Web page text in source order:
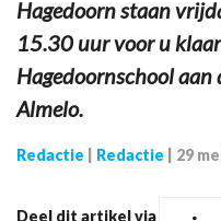
Hagedoorn staan
15.30 uur voor u
Hagedoornschool
Almelo.
Redactie Redactie 29
Deel dit artikel via